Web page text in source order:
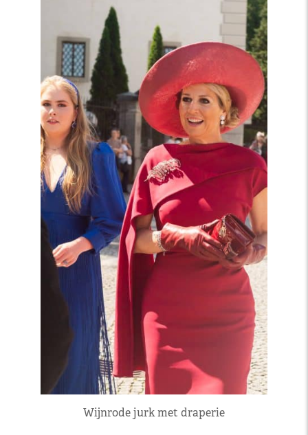
Wijnrode jurk met draperie